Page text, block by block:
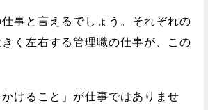
事と言えるでしょう。それぞれの
く左右する管理職の仕事が、この
けること」が仕事ではありませ